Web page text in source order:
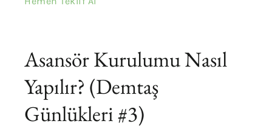
Asansör Kurulumu Nasıl
Yapılır? (Demtaş
Günlükleri #3)